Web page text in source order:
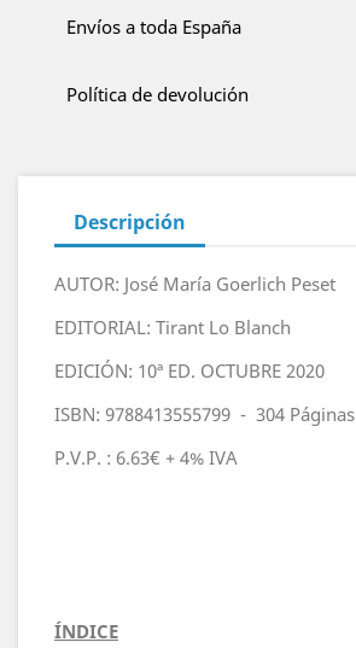
Envíos a toda España
Política de devolución
Descripción
AUTOR: José María Goerlich Peset
EDITORIAL: Tirant Lo Blanch
EDICIÓN: 10ª ED. OCTUBRE 2020
ISBN: 9788413555799 - 304 Páginas
P.V.P. : 6.63€ + 4% IVA
ÍNDICE